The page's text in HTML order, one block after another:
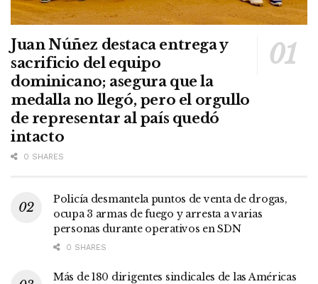
Juan Núñez destaca entrega y
sacrificio del equipo
dominicano; asegura que la
medalla no llegó, pero el orgullo
de representar al país quedó
intacto
0 SHARES
Policía desmantela puntos de venta de drogas,
ocupa 3 armas de fuego y arresta a varias
personas durante operativos en SDN
0 SHARES
Más de 180 dirigentes sindicales de las Américas